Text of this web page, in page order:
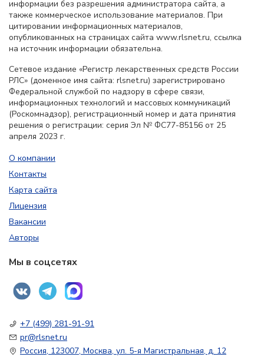
информации без разрешения администратора сайта, а
также коммерческое использование материалов. При
цитировании информационных материалов,
опубликованных на страницах сайта www.rlsnet.ru, ссылка
на источник информации обязательна.
Сетевое издание «Регистр лекарственных средств России
РЛС» (доменное имя сайта: rlsnet.ru) зарегистрировано
Федеральной службой по надзору в сфере связи,
информационных технологий и массовых коммуникаций
(Роскомнадзор), регистрационный номер и дата принятия
решения о регистрации: серия Эл № ФС77-85156 от 25
апреля 2023 г.
О компании
Контакты
Карта сайта
Лицензия
Вакансии
Авторы
Мы в соцсетях
+7 (499) 281-91-91
pr@rlsnet.ru
Россия, 123007, Москва, ул. 5-я Магистральная, д. 12